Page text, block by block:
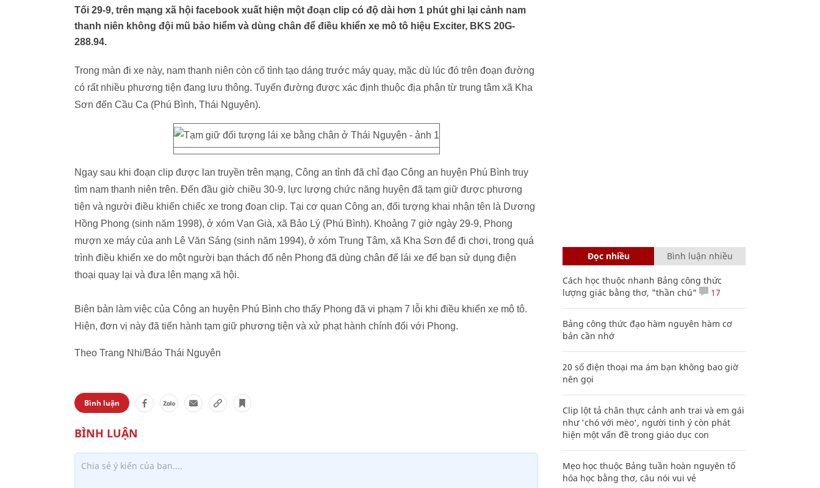
Tối 29-9, trên mạng xã hội facebook xuất hiện một đoạn clip có độ dài hơn 1 phút ghi lại cảnh nam
thanh niên không đội mũ bảo hiểm và dùng chân để điều khiển xe mô tô hiệu Exciter, BKS 20G-
288.94.
Trong màn đi xe này, nam thanh niên còn cố tình tạo dáng trước máy quay, mặc dù lúc đó trên đoạn đường
có rất nhiều phương tiện đang lưu thông. Tuyến đường được xác định thuộc địa phận từ trung tâm xã Kha
Sơn đến Cầu Ca (Phú Bình, Thái Nguyên).
Ngay sau khi đoạn clip được lan truyền trên mạng, Công an tỉnh đã chỉ đạo Công an huyện Phú Bình truy
tìm nam thanh niên trên. Đến đầu giờ chiều 30-9, lực lượng chức năng huyện đã tạm giữ được phương
tiện và người điều khiển chiếc xe trong đoạn clip. Tại cơ quan Công an, đối tượng khai nhận tên là Dương
Hồng Phong (sinh năm 1998), ở xóm Vạn Già, xã Bảo Lý (Phú Bình). Khoảng 7 giờ ngày 29-9, Phong
mượn xe máy của anh Lê Văn Sáng (sinh năm 1994), ở xóm Trung Tâm, xã Kha Sơn để đi chơi, trong quá
trình điều khiển xe do một người bạn thách đố nên Phong đã dùng chân để lái xe để bạn sử dụng điện
thoại quay lại và đưa lên mạng xã hội.
Biên bản làm việc của Công an huyện Phú Bình cho thấy Phong đã vi phạm 7 lỗi khi điều khiển xe mô tô.
Hiện, đơn vị này đã tiến hành tạm giữ phương tiện và xử phạt hành chính đối với Phong.
Theo Trang Nhi/Báo Thái Nguyên
Bình luận
Đọc nhiều Bình luận nhiều
Cách học thuộc nhanh Bảng công thức
lượng giác bằng thơ, "thần chú"
17
Bảng công thức đạo hàm nguyên hàm cơ
bản cần nhớ
20 số điện thoại ma ám bạn không bao giờ
nên gọi
Clip lột tả chân thực cảnh anh trai và em gái
như 'chó với mèo', người tinh ý còn phát
hiện một vấn đề trong giáo dục con
Mẹo học thuộc Bảng tuần hoàn nguyên tố
hóa học bằng thơ, câu nói vui vẻ